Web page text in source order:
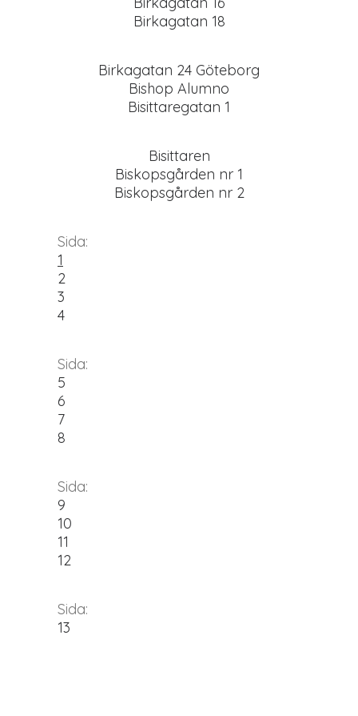
Birkagatan 18
Birkagatan 24 Göteborg
Bishop Alumno
Bisittaregatan 1
Bisittaren
Biskopsgården nr 1
Biskopsgården nr 2
Sida:
1
2
3
4
Sida:
5
6
7
8
Sida:
9
10
11
12
Sida:
13